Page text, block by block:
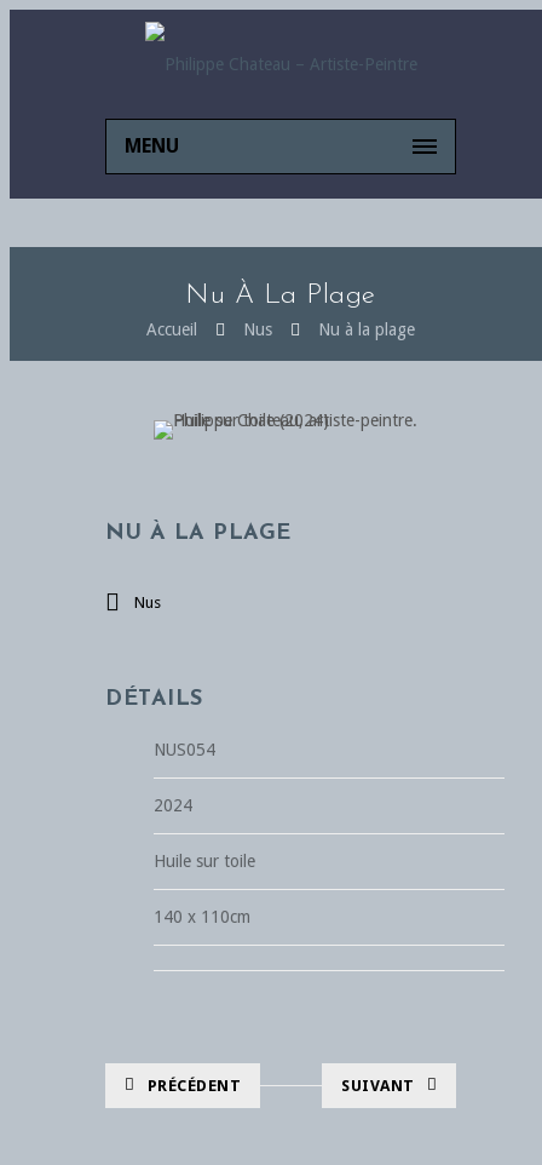
MENU
Nu À La Plage
Accueil Nus Nu à la plage
NU À LA PLAGE
Nus
DÉTAILS
NUS054
2024
Huile sur toile
140 x 110cm
PRÉCÉDENT SUIVANT